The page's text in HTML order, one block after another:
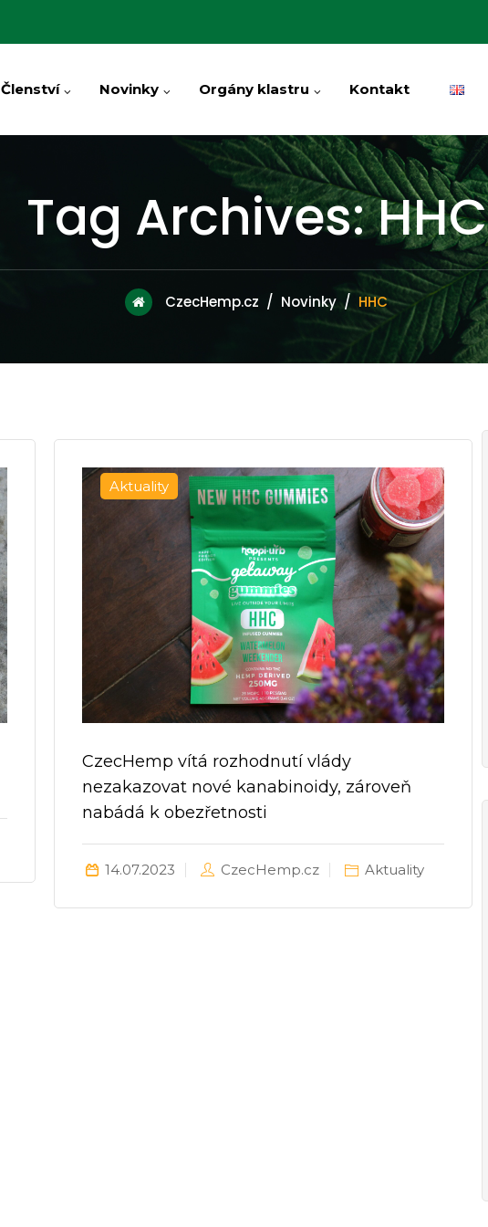
Členství Novinky Orgány klastru Kontakt
Tag Archives:HHC
CzecHemp.cz / Novinky / HHC
Aktuality
CzecHemp vítá rozhodnutí vlády
nezakazovat nové kanabinoidy, zároveň
nabádá k obezřetnosti
14.07.2023 CzecHemp.cz Aktuality